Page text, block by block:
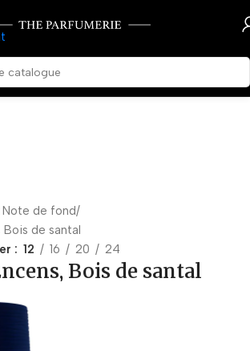
de fond
Bois de santal
12 16 20 24
Bois de santal